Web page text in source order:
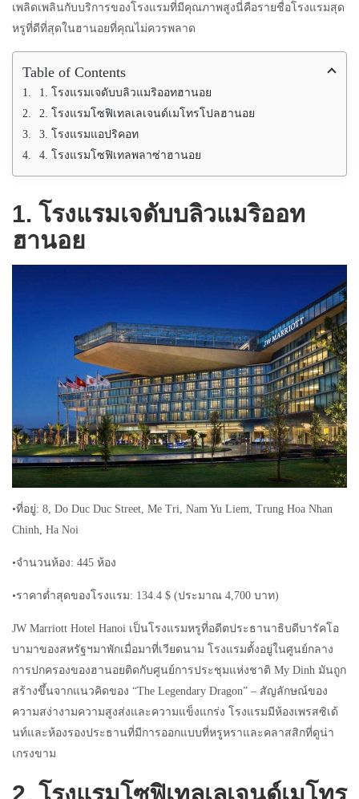
เพลิดเพลินกับบริการของโรงแรมที่มีคุณภาพสูงนี่คือรายชื่อโรงแรมสุด
หรูที่ดีที่สุดในฮานอยที่คุณไม่ควรพลาด
Table of Contents
1. โรงแรมเจดับบลิวแมริออทฮานอย
2. โรงแรมโซฟิเทลเลเจนด์เมโทรโปลฮานอย
3. โรงแรมแอปริคอท
4. โรงแรมโซฟิเทลพลาซ่าฮานอย
1. โรงแรมเจดับบลิวแมริออท
ฮานอย
•ที่อยู่: 8, Do Duc Duc Street, Me Tri, Nam Yu Liem, Trung Hoa Nhan
Chinh, Ha Noi
•จำนวนห้อง: 445 ห้อง
•ราคาต่ำสุดของโรงแรม: 134.4 $ (ประมาณ 4,700 บาท)
JW Marriott Hotel Hanoi เป็นโรงแรมหรูที่อดีตประธานาธิบดีบารัคโอ
บามาของสหรัฐฯมาพักเมื่อมาที่เวียดนาม โรงแรมตั้งอยู่ในศูนย์กลาง
การปกครองของฮานอยติดกับศูนย์การประชุมแห่งชาติ My Dinh มันถูก
สร้างขึ้นจากแนวคิดของ “The Legendary Dragon” – สัญลักษณ์ของ
ความสง่างามความสูงส่งและความแข็งแกร่ง โรงแรมมีห้องเพรสซิเด้
นท์และห้องรองประธานที่มีการออกแบบที่หรูหราและคลาสสิกที่ดูน่า
เกรงขาม